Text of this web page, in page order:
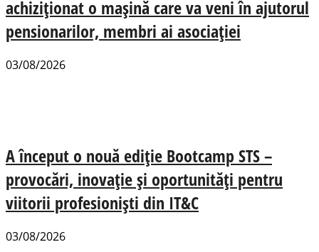
achiziționat o mașină care va veni în ajutorul
pensionarilor, membri ai asociației
03/08/2026
A început o nouă ediție Bootcamp STS –
provocări, inovație și oportunități pentru
viitorii profesioniști din IT&C
03/08/2026